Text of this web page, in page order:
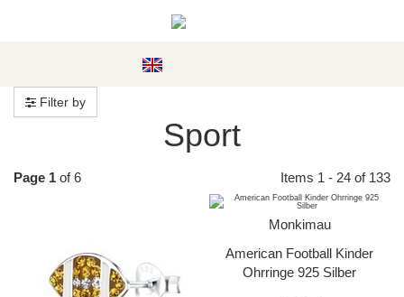
Filter by
Sport
Page 1 of 6 Items 1 - 24 of 133
Monkimau
American Football Kinder
Ohrringe 925 Silber